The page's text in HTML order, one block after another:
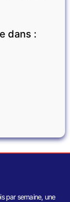
dans :
par semaine, une